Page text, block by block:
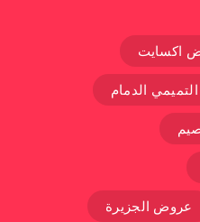
اكسايت
الدمام
عروض الجزيرة